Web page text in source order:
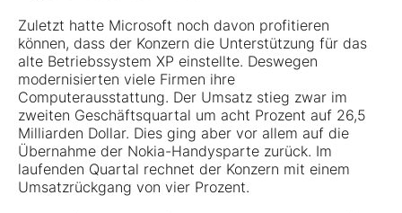
Zuletzt hatte Microsoft noch davon profitieren
können, dass der Konzern die Unterstützung für das
alte Betriebssystem XP einstellte. Deswegen
modernisierten viele Firmen ihre
Computerausstattung. Der Umsatz stieg zwar im
zweiten Geschäftsquartal um acht Prozent auf 26,5
Milliarden Dollar. Dies ging aber vor allem auf die
Übernahme der Nokia-Handysparte zurück. Im
laufenden Quartal rechnet der Konzern mit einem
Umsatzrückgang von vier Prozent.